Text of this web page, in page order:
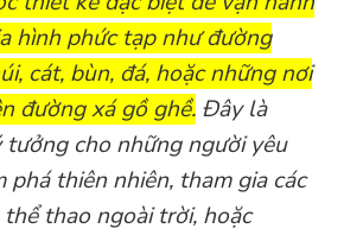
hình phức tạp như đường
cát, bùn, đá, hoặc những nơi
đường xá gồ ghề. Đây là
cho những người yêu
phá thiên nhiên, tham gia các
thao ngoài trời, hoặc